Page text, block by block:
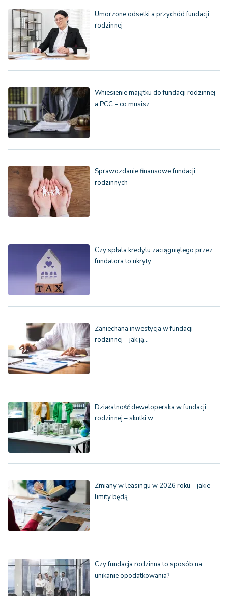
Umorzone odsetki a przychód fundacji
rodzinnej
Wniesienie majątku do fundacji rodzinnej
a PCC – co musisz…
Sprawozdanie finansowe fundacji
rodzinnych
Czy spłata kredytu zaciągniętego przez
fundatora to ukryty…
Zaniechana inwestycja w fundacji
rodzinnej – jak ją…
Działalność deweloperska w fundacji
rodzinnej – skutki w…
Zmiany w leasingu w 2026 roku – jakie
limity będą…
Czy fundacja rodzinna to sposób na
unikanie opodatkowania?